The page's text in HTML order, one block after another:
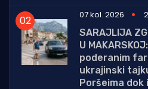
07 kol. 2026
SARAJLIJA
U
poderanim
ukrajinski
Poršeima dok